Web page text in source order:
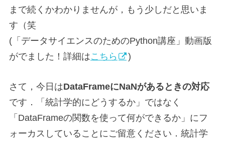
まで続くかわかりませんが，もう少しだと思いま
す（笑
(「データサイエンスのためのPython講座」動画版
がでました！詳細はこちら )
さて，今日はDataFrameにNaNがあるときの対応
です．「統計学的にどうするか」ではなく
「DataFrameの関数を使って何ができるか」にフ
ォーカスしていることにご留意ください．統計学